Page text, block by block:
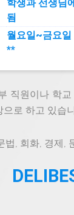
학생과 선생님
됨
월요일~금요
**
직원이나 학
로 하고 있습
법, 회화, 경제,